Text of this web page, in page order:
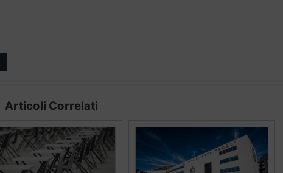
Articoli Correlati